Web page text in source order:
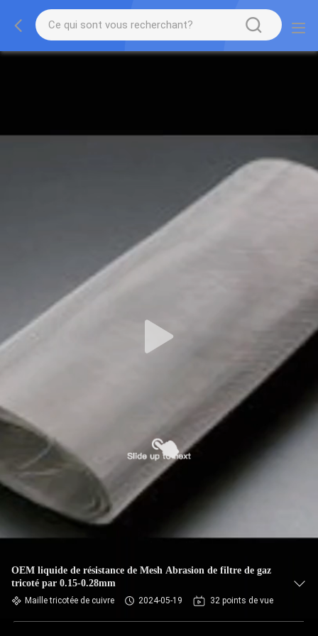
OEM liquide de résistance de Mesh Abrasion de filtre de gaz
tricoté par 0.15-0.28mm
Maille tricotée de cuivre 2024-05-19 32 points de vue